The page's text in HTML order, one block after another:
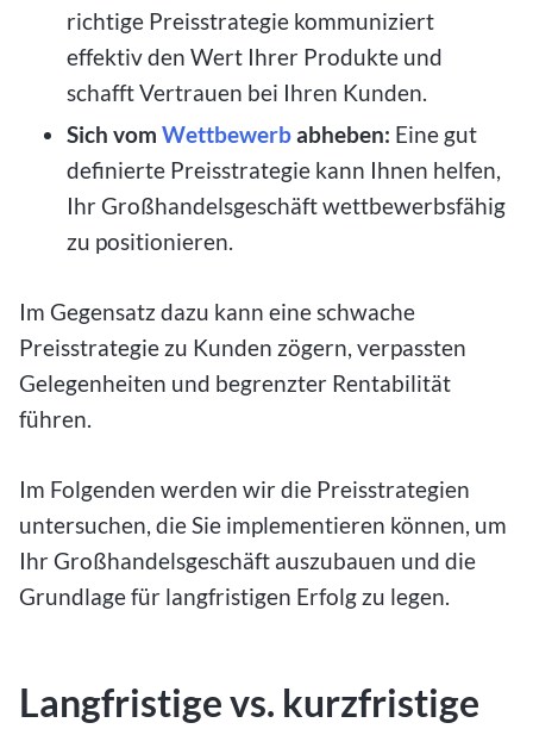
richtige Preisstrategie kommuniziert
effektiv den Wert Ihrer Produkte und
schafft Vertrauen bei Ihren Kunden.
Sich vom Wettbewerbabheben: Eine gut
definierte Preisstrategie kann Ihnen helfen,
Ihr Großhandelsgeschäft wettbewerbsfähig
zu positionieren.
Im Gegensatz dazu kann eine schwache
Preisstrategie zu Kunden zögern, verpassten
Gelegenheiten und begrenzter Rentabilität
führen.
Im Folgenden werden wir die Preisstrategien
untersuchen, die Sie implementieren können, um
Ihr Großhandelsgeschäft auszubauen und die
Grundlage für langfristigen Erfolg zu legen.
Langfristige vs. kurzfristige